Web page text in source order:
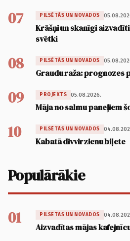
07 PILSĒTĀS UN NOVADOS
Krāšņi un skanīgi
svētki
08 PILSĒTĀS UN NOVADOS
Graudu raža: prognozes
09 PROJEKTS 05.08.2026.
Māja no salmu paneļiem
10 PILSĒTĀS UN NOVADOS
Kabatā divvirzienu biļete
Populārākie
01 PILSĒTĀS UN NOVADOS
Aizvadītas mājas